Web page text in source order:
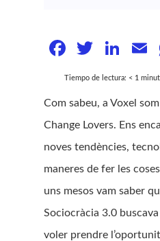
Twitter
Tiempo de lectura: < 1
Com sabeu, a Voxel
Change Lovers. Ens
noves tendències,
maneres de fer les
uns mesos vam saber
Sociocràcia 3.0
voler prendre